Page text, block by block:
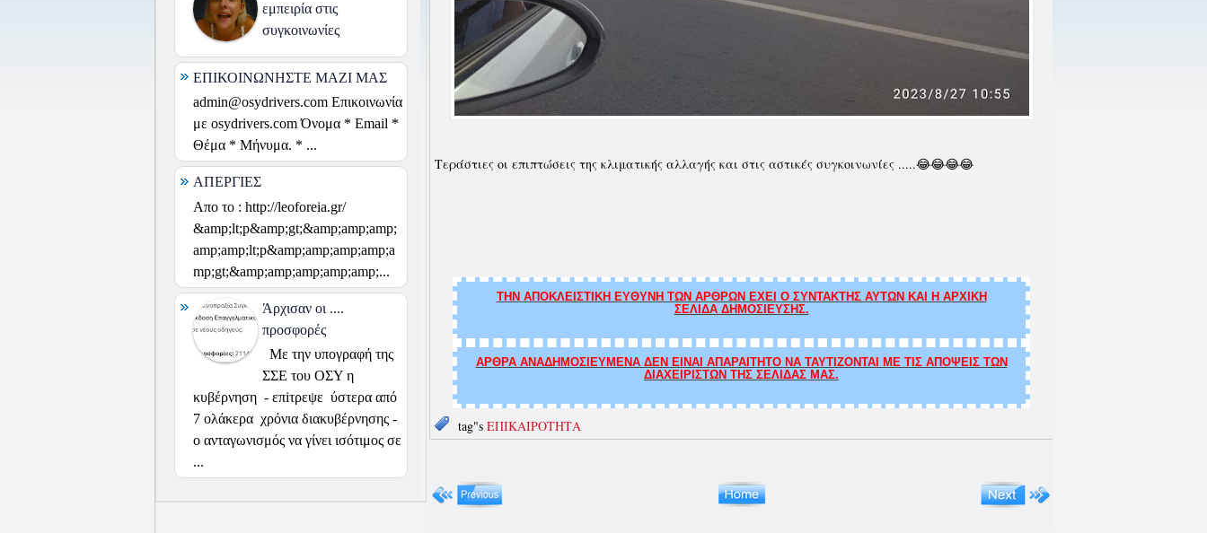
Τεράστιες οι επιπτώσεις της κλιματικής αλλαγής και στις αστικές συγκοινωνίες .....😂😂😂😂
ΤΗΝ ΑΠΟΚΛΕΙΣΤΙΚΗ ΕΥΘΥΝΗ ΤΩΝ ΑΡΘΡΩΝ ΕΧΕΙ Ο ΣΥΝΤΑΚΤΗΣ ΑΥΤΩΝ ΚΑΙ Η ΑΡΧΙΚΗ
ΣΕΛΙΔΑ ΔΗΜΟΣΙΕΥΣΗΣ.
ΑΡΘΡΑ ΑΝΑΔΗΜΟΣΙΕΥΜΕΝΑ ΔΕΝ ΕΙΝΑΙ ΑΠΑΡΑΙΤΗΤΟ ΝΑ ΤΑΥΤΙΖΟΝΤΑΙ ΜΕ ΤΙΣ ΑΠΟΨΕΙΣ ΤΩΝ
ΔΙΑΧΕΙΡΙΣΤΩΝ ΤΗΣ ΣΕΛΙΔΑΣ ΜΑΣ.
tag"s ΕΠΙΚΑΙΡΟΤΗΤΑ
εμπειρία στις
συγκοινωνίες
ΕΠΙΚΟΙΝΩΝΗΣΤΕ ΜΑΖΙ ΜΑΣ
admin@osydrivers.com Επικοινωνία
με osydrivers.com Όνομα * Email *
Θέμα * Μήνυμα. * ...
ΑΠΕΡΓΙΕΣ
Απο το : http://leoforeia.gr/
&amp;lt;p&amp;gt;&amp;amp;amp;
amp;amp;lt;p&amp;amp;amp;amp;a
mp;gt;&amp;amp;amp;amp;amp;...
Άρχισαν οι ....
προσφορές
Με την υπογραφή της
ΣΣΕ του ΟΣΥ η
κυβέρνηση - επiτρεψε ύστερα από
7 ολάκερα χρόνια διακυβέρνησης -
ο ανταγωνισμός να γίνει ισότιμος σε
...